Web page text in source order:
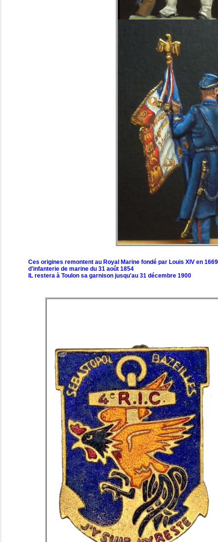
Ces origines remontent au Royal Marine fondé par Louis XIV en
d'infanterie de marine du 31 août 1854
IL restera à Toulon sa garnison jusqu'au 31 décembre 1900